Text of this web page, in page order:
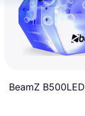
BeamZ B500LED